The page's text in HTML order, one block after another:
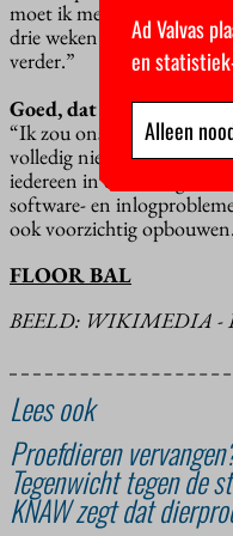
moet ik mee fokken. Het
drie weken. Voordat je
verder.”
Goed, dat is de
“Ik zou ons in het oude
volledig nieuw
iedereen in één keer gaat,
software- en
ook voorzichtig
FLOOR BAL
BEELD: WIKIMEDIA -
Lees ook
Proefdieren
Tegenwicht tegen de
KNAW zegt dat
Ad Valvas
en
Alleen